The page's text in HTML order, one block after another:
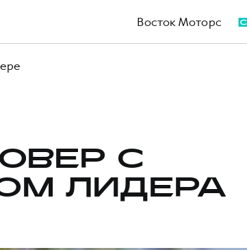
Восток Моторс
С
ЛИДЕРА